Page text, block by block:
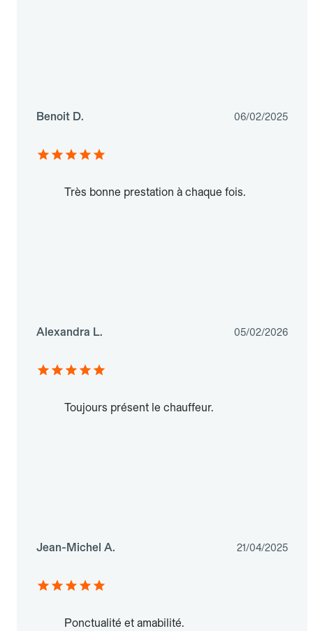
Benoit D. 06/02/2025
Très bonne prestation à chaque fois.
Alexandra L. 05/02/2026
Toujours présent le chauffeur.
Jean-Michel A. 21/04/2025
Ponctualité et amabilité.